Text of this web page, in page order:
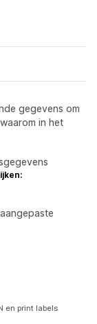
gegevens om
in het
en print labels